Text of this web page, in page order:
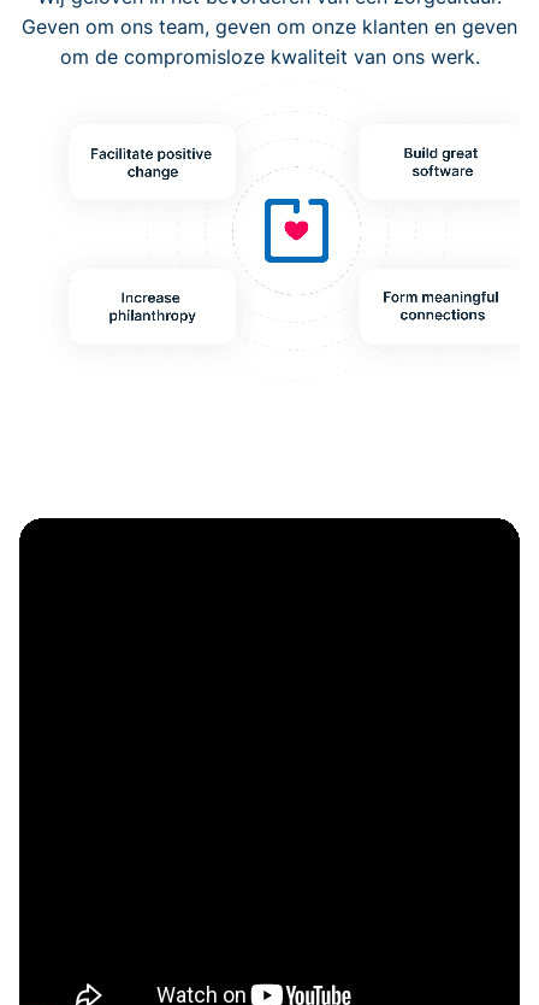
Geven om ons team, geven om onze klanten en geven
om de compromisloze kwaliteit van ons werk.